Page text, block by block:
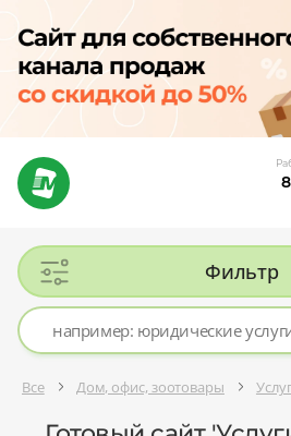
Фильтр
Все Дом, офис, зоотовары